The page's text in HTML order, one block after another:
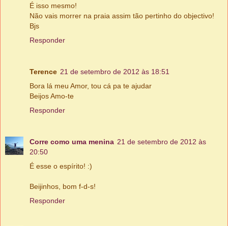
É isso mesmo!
Não vais morrer na praia assim tão pertinho do objectivo!
Bjs
Responder
Terence 21 de setembro de 2012 às 18:51
Bora lá meu Amor, tou cá pa te ajudar
Beijos Amo-te
Responder
Corre como uma menina 21 de setembro de 2012 às
20:50
É esse o espírito! :)
Beijinhos, bom f-d-s!
Responder